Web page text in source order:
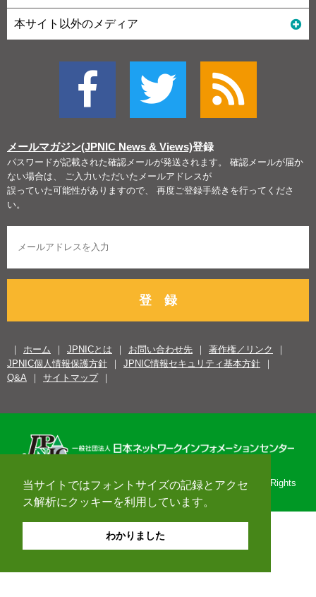
当サイトではフォントサイズの記録とアクセ
ス解析にクッキーを利用しています。
わかりました
本サイト以外のメディア
メールマガジン(JPNIC News & Views)登録
パスワードが記載された確認メールが発送されます。 確認メールが届か
ない場合は、 ご入力いただいたメールアドレスが
誤っていた可能性がありますので、 再度ご登録手続きを行ってくださ
い。
登 録
ホーム JPNICとは お問い合わせ先
著作権／リンク
JPNIC個人情報保護方針
JPNIC情報セキュリティ基本方針
Q&A
サイトマップ
Copyright© 1996-2026 Japan Network Information Center. All Rights
Reserved.